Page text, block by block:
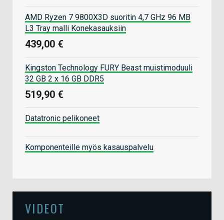
AMD Ryzen 7 9800X3D suoritin 4,7 GHz 96 MB
L3 Tray malli Konekasauksiin
439,00 €
Kingston Technology FURY Beast muistimoduuli
32 GB 2 x 16 GB DDR5
519,90 €
Datatronic pelikoneet
Komponenteille myös kasauspalvelu
VIDEOT